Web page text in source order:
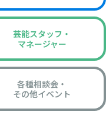
芸能スタッフ・
マネージャー
各種相談会・
その他イベント